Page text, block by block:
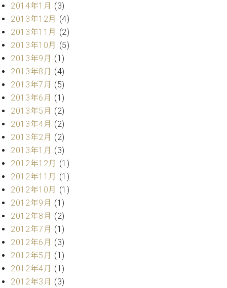
2014年1月 (3)
2013年12月 (4)
2013年11月 (2)
2013年10月 (5)
2013年9月 (1)
2013年8月 (4)
2013年7月 (5)
2013年6月 (1)
2013年5月 (2)
2013年4月 (2)
2013年2月 (2)
2013年1月 (3)
2012年12月 (1)
2012年11月 (1)
2012年10月 (1)
2012年9月 (1)
2012年8月 (2)
2012年7月 (1)
2012年6月 (3)
2012年5月 (1)
2012年4月 (1)
2012年3月 (3)